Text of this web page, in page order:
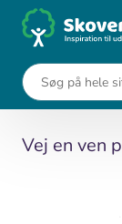
...
Find
Vej en ven